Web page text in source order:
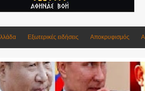
Εξωτερικές ειδήσεις Αποκρυφισμός